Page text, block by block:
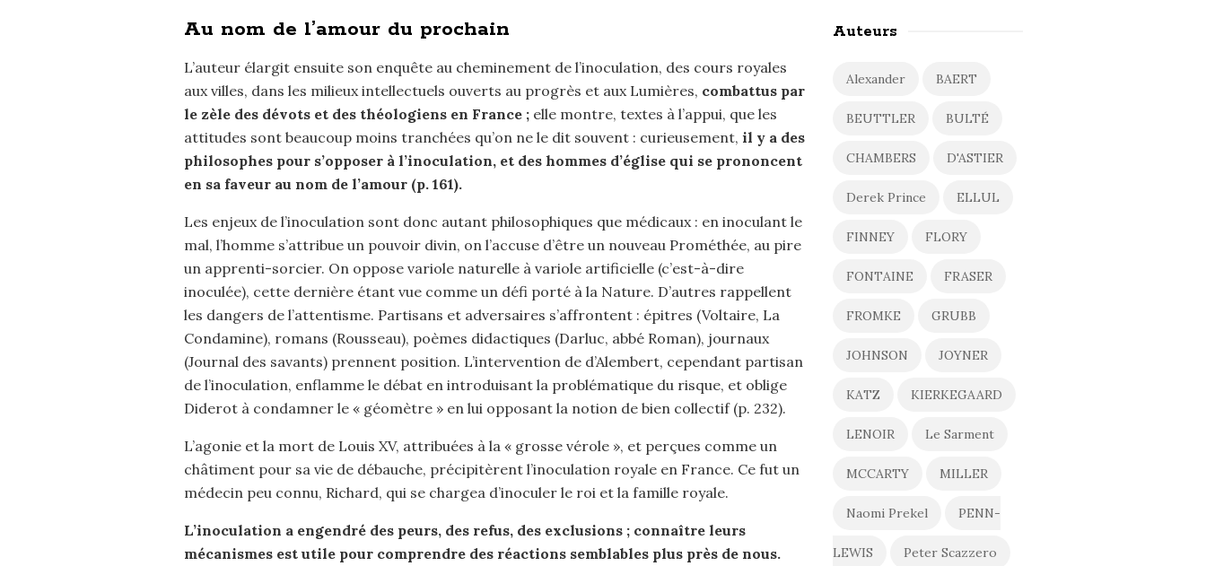
Au nom de l’amour du prochain
L’auteur élargit ensuite son enquête au cheminement de l’inoculation, des cours royales
aux villes, dans les milieux intellectuels ouverts au progrès et aux Lumières, combattus par
le zèle des dévots et des théologiens en France ;elle montre, textes à l’appui, que les
attitudes sont beaucoup moins tranchées qu’on ne le dit souvent : curieusement, il y a des
philosophes pour s’opposer à l’inoculation, et des hommes d’église qui se prononcent
en sa faveur au nom de l’amour (p. 161).
Les enjeux de l’inoculation sont donc autant philosophiques que médicaux : en inoculant le
mal, l’homme s’attribue un pouvoir divin, on l’accuse d’être un nouveau Prométhée, au pire
un apprenti-sorcier. On oppose variole naturelle à variole artificielle (c’est-à-dire
inoculée), cette dernière étant vue comme un défi porté à la Nature. D’autres rappellent
les dangers de l’attentisme. Partisans et adversaires s’affrontent : épitres (Voltaire, La
Condamine), romans (Rousseau), poèmes didactiques (Darluc, abbé Roman), journaux
(Journal des savants) prennent position. L’intervention de d’Alembert, cependant partisan
de l’inoculation, enflamme le débat en introduisant la problématique du risque, et oblige
Diderot à condamner le « géomètre » en lui opposant la notion de bien collectif (p. 232).
L’agonie et la mort de Louis XV, attribuées à la « grosse vérole », et perçues comme un
châtiment pour sa vie de débauche, précipitèrent l’inoculation royale en France. Ce fut un
médecin peu connu, Richard, qui se chargea d’inoculer le roi et la famille royale.
L’inoculation a engendré des peurs, des refus, des exclusions ; connaître leurs
mécanismes est utile pour comprendre des réactions semblables plus près de nous.
Auteurs
Alexander BAERT
BEUTTLER BULTÉ
CHAMBERS D'ASTIER
Derek Prince ELLUL
FINNEY FLORY
FONTAINE FRASER
FROMKE GRUBB
JOHNSON JOYNER
KATZ KIERKEGAARD
LENOIR Le Sarment
MCCARTY MILLER
Naomi Prekel PENN-
LEWIS Peter Scazzero